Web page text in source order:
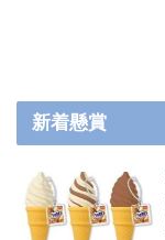
新着懸賞